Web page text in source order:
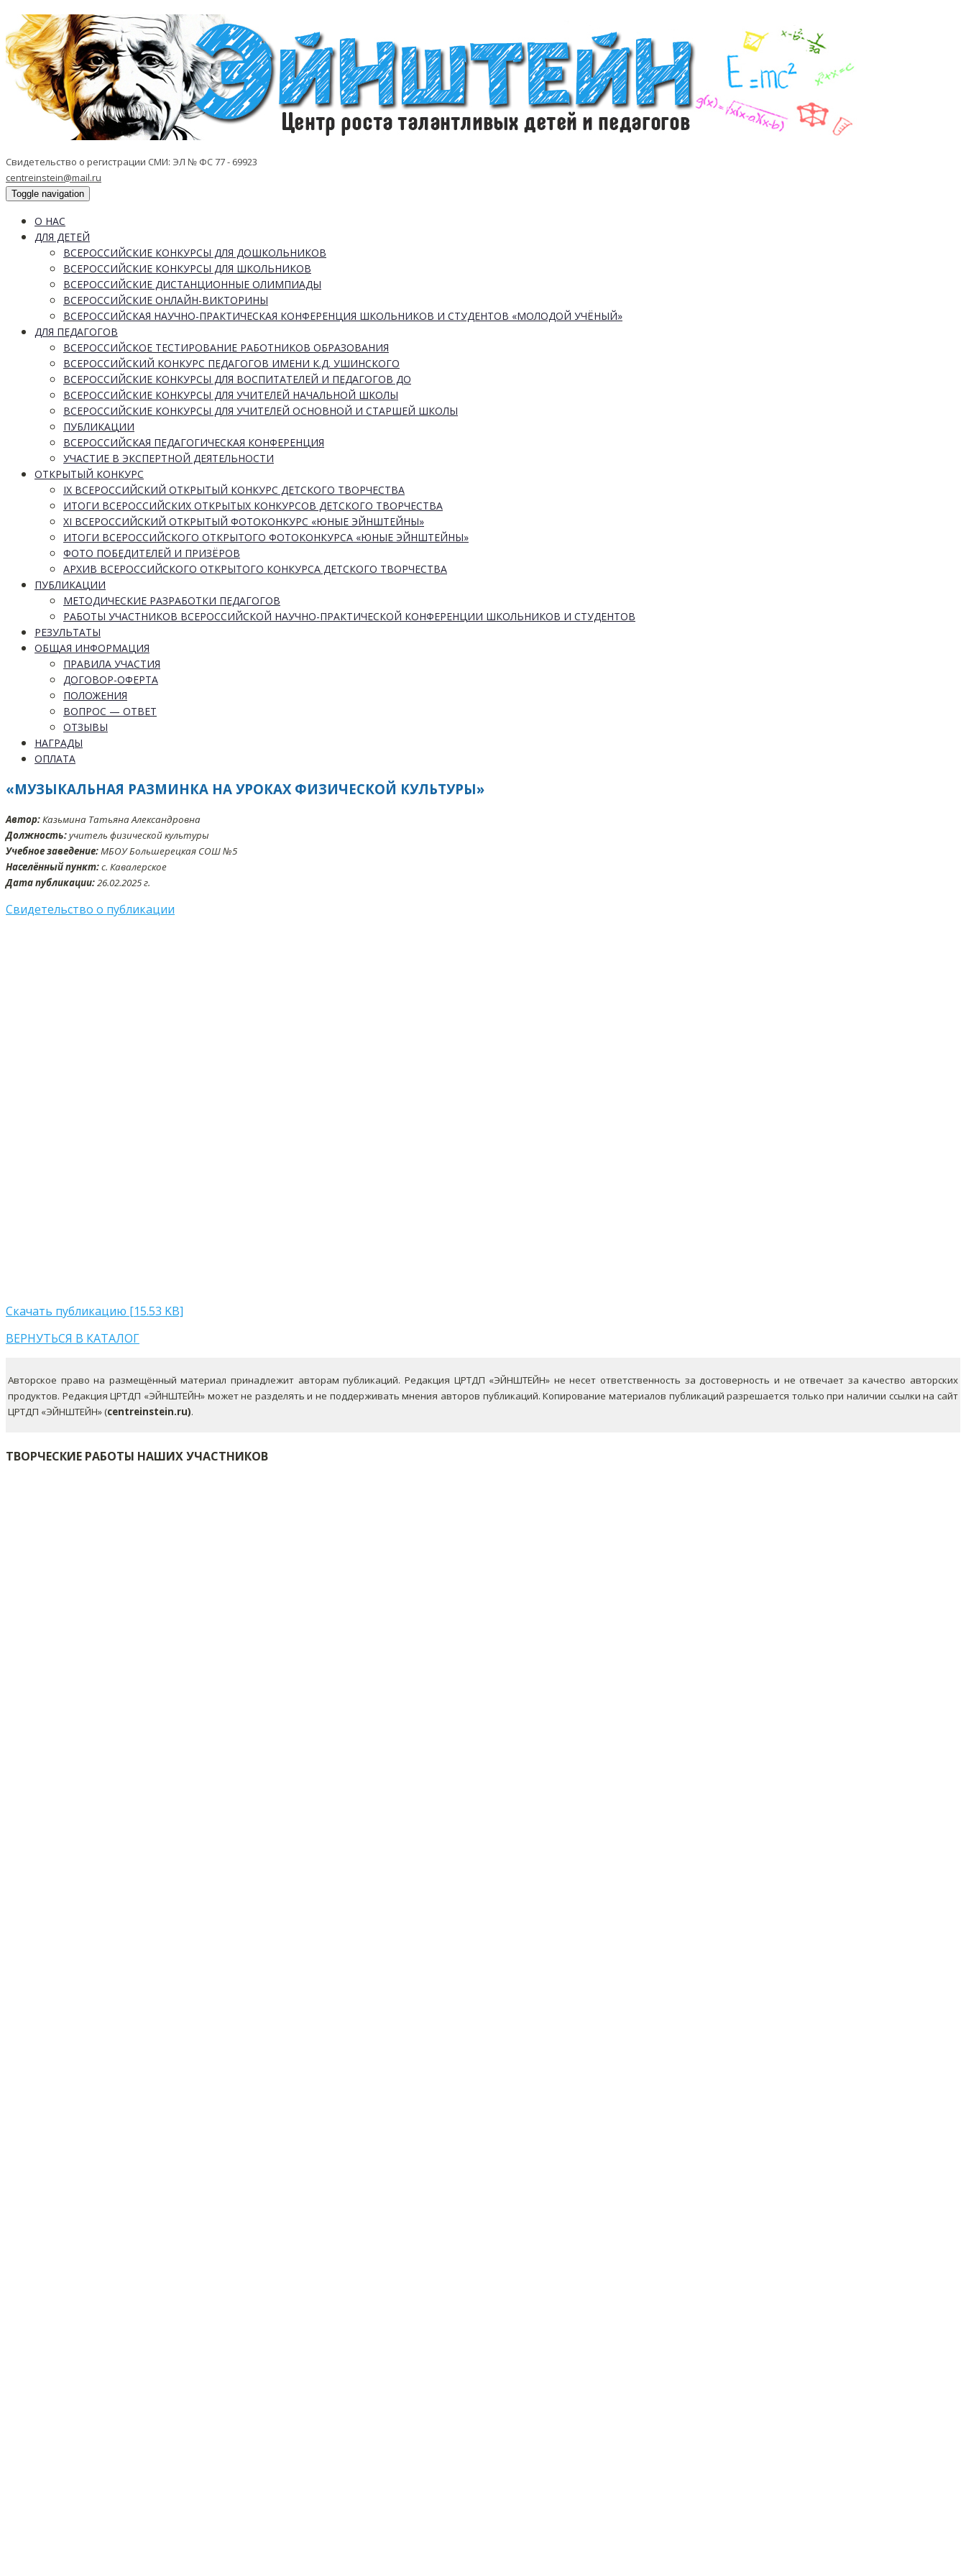
Свидетельство о регистрации СМИ: ЭЛ № ФС 77 - 69923
centreinstein@mail.ru
Toggle navigation
О НАС
ДЛЯ ДЕТЕЙ
ВСЕРОССИЙСКИЕ КОНКУРСЫ ДЛЯ ДОШКОЛЬНИКОВ
ВСЕРОССИЙСКИЕ КОНКУРСЫ ДЛЯ ШКОЛЬНИКОВ
ВСЕРОССИЙСКИЕ ДИСТАНЦИОННЫЕ ОЛИМПИАДЫ
ВСЕРОССИЙСКИЕ ОНЛАЙН-ВИКТОРИНЫ
ВСЕРОССИЙСКАЯ НАУЧНО-ПРАКТИЧЕСКАЯ КОНФЕРЕНЦИЯ ШКОЛЬНИКОВ И СТУДЕНТОВ «МОЛОДОЙ УЧЁНЫЙ»
ДЛЯ ПЕДАГОГОВ
ВСЕРОССИЙСКОЕ ТЕСТИРОВАНИЕ РАБОТНИКОВ ОБРАЗОВАНИЯ
ВСЕРОССИЙСКИЙ КОНКУРС ПЕДАГОГОВ ИМЕНИ К.Д. УШИНСКОГО
ВСЕРОССИЙСКИЕ КОНКУРСЫ ДЛЯ ВОСПИТАТЕЛЕЙ И ПЕДАГОГОВ ДО
ВСЕРОССИЙСКИЕ КОНКУРСЫ ДЛЯ УЧИТЕЛЕЙ НАЧАЛЬНОЙ ШКОЛЫ
ВСЕРОССИЙСКИЕ КОНКУРСЫ ДЛЯ УЧИТЕЛЕЙ ОСНОВНОЙ И СТАРШЕЙ ШКОЛЫ
ПУБЛИКАЦИИ
ВСЕРОССИЙСКАЯ ПЕДАГОГИЧЕСКАЯ КОНФЕРЕНЦИЯ
УЧАСТИЕ В ЭКСПЕРТНОЙ ДЕЯТЕЛЬНОСТИ
ОТКРЫТЫЙ КОНКУРС
IX ВСЕРОССИЙСКИЙ ОТКРЫТЫЙ КОНКУРС ДЕТСКОГО ТВОРЧЕСТВА
ИТОГИ ВСЕРОССИЙСКИХ ОТКРЫТЫХ КОНКУРСОВ ДЕТСКОГО ТВОРЧЕСТВА
XI ВСЕРОССИЙСКИЙ ОТКРЫТЫЙ ФОТОКОНКУРС «ЮНЫЕ ЭЙНШТЕЙНЫ»
ИТОГИ ВСЕРОССИЙСКОГО ОТКРЫТОГО ФОТОКОНКУРСА «ЮНЫЕ ЭЙНШТЕЙНЫ»
ФОТО ПОБЕДИТЕЛЕЙ И ПРИЗЁРОВ
АРХИВ ВСЕРОССИЙСКОГО ОТКРЫТОГО КОНКУРСА ДЕТСКОГО ТВОРЧЕСТВА
ПУБЛИКАЦИИ
МЕТОДИЧЕСКИЕ РАЗРАБОТКИ ПЕДАГОГОВ
РАБОТЫ УЧАСТНИКОВ ВСЕРОССИЙСКОЙ НАУЧНО-ПРАКТИЧЕСКОЙ КОНФЕРЕНЦИИ ШКОЛЬНИКОВ И СТУДЕНТОВ
РЕЗУЛЬТАТЫ
ОБЩАЯ ИНФОРМАЦИЯ
ПРАВИЛА УЧАСТИЯ
ДОГОВОР-ОФЕРТА
ПОЛОЖЕНИЯ
ВОПРОС — ОТВЕТ
ОТЗЫВЫ
НАГРАДЫ
ОПЛАТА
«МУЗЫКАЛЬНАЯ РАЗМИНКА НА УРОКАХ ФИЗИЧЕСКОЙ КУЛЬТУРЫ»
Автор:Казьмина Татьяна Александровна
Должность:учитель физической культуры
Учебное заведение:МБОУ Большерецкая СОШ №5
Населённый пункт:с. Кавалерское
Дата публикации:26.02.2025 г.
Свидетельство о публикации
Скачать публикацию [15.53 KB]
ВЕРНУТЬСЯ В КАТАЛОГ
Авторское право на размещённый материал принадлежит авторам публикаций. Редакция ЦРТДП «ЭЙНШТЕЙН» не несет ответственность за достоверность и не отвечает за качество авторских
продуктов. Редакция ЦРТДП «ЭЙНШТЕЙН» может не разделять и не поддерживать мнения авторов публикаций.Копирование материалов публикаций разрешается только при наличии ссылки на сайт
ЦРТДП «ЭЙНШТЕЙН» (centreinstein.ru).
ТВОРЧЕСКИЕ РАБОТЫ НАШИХ УЧАСТНИКОВ